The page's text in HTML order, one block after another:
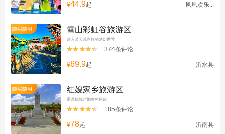
¥44.9起 凤凰欢乐...
随买随用 雪山彩虹谷旅游区
进入晴天观彩虹的梦幻世界

 374条评论
¥69.9起 沂水县
随买随用 红嫂家乡旅游区
重温抗战时期古村风貌

 185条评论
¥78起 沂南县